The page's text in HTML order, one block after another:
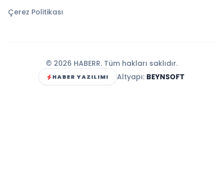
Çerez Politikası
© 2026 HABERR. Tüm hakları saklıdır.
HABER YAZILIMI Altyapı: BEYNSOFT